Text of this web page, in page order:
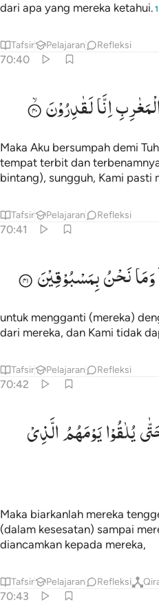
dari apa yang mereka ketahui. 1
Tafsir Pelajaran Refleksi
70:40
لقادرون ٤٠
لَقَـٰدِرُونَ ٤٠
اِنَّالَقٰدِرُوْنَ
Maka Aku bersumpah demi
tempat terbit dan
bintang), sungguh, Kami pasti
Tafsir Pelajaran Refleksi
70:41
٤١
٤١
وَمَانَحْنُبِمَسْبُوْقِیْنَ
untuk mengganti (mereka)
dari mereka, dan Kami tidak
Tafsir Pelajaran Refleksi
70:42
الذي يوعدون ٤٢
يَوْمَهُمُ ٱلَّذِى يُوعَدُونَ ٤٢
یُلٰقُوْایَوْمَهُمُالَّذِیْ
Maka biarkanlah mereka
(dalam kesesatan) sampai
diancamkan kepada mereka,
Tafsir Pelajaran Refleksi
70:43